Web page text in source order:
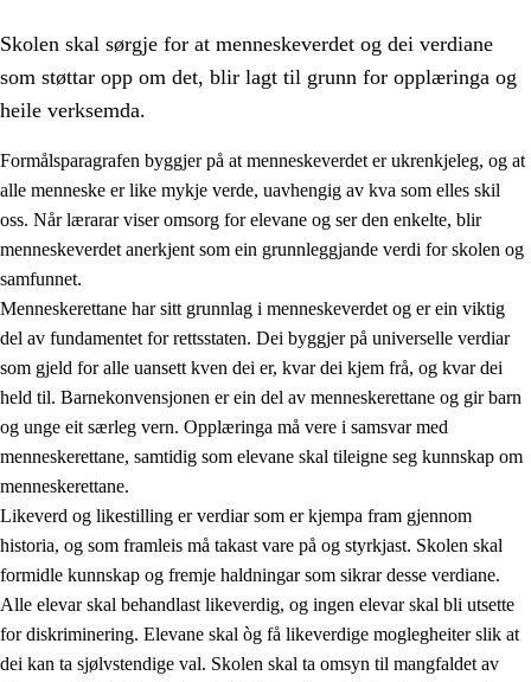
1.
1.1 Menneskeverdet
1.2 Identitet og kulturelt mangfald
1.3 Kritisk tenking og etisk bevisstheit
1.4 Skaparglede, engasjement og utforskartrong
1.5 Respekt for naturen og miljøbevisstheit
1.6 Demokrati og medverknad
Skolen skal sørgje for at menneskeverdet og dei verdiane
som støttar opp om det, blir lagt til grunn for opplæringa og
heile verksemda.
Formålsparagrafen byggjer på at menneskeverdet er ukrenkjeleg, og at
alle menneske er like mykje verde, uavhengig av kva som elles skil
oss. Når lærarar viser omsorg for elevane og ser den enkelte, blir
menneskeverdet anerkjent som ein grunnleggjande verdi for skolen og
samfunnet.
Menneskerettane har sitt grunnlag i menneskeverdet og er ein viktig
del av fundamentet for rettsstaten. Dei byggjer på universelle verdiar
som gjeld for alle uansett kven dei er, kvar dei kjem frå, og kvar dei
held til. Barnekonvensjonen er ein del av menneskerettane og gir barn
og unge eit særleg vern. Opplæringa må vere i samsvar med
menneskerettane, samtidig som elevane skal tileigne seg kunnskap om
menneskerettane.
Likeverd og likestilling er verdiar som er kjempa fram gjennom
historia, og som framleis må takast vare på og styrkjast. Skolen skal
formidle kunnskap og fremje haldningar som sikrar desse verdiane.
Alle elevar skal behandlast likeverdig, og ingen elevar skal bli utsette
for diskriminering. Elevane skal òg få likeverdige moglegheiter slik at
dei kan ta sjølvstendige val. Skolen skal ta omsyn til mangfaldet av